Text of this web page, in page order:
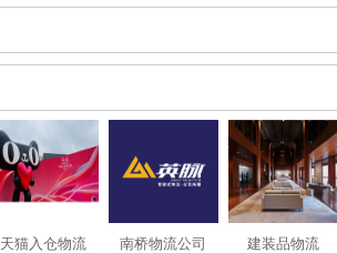
天猫入仓物流 南桥物流公司 建装品物流